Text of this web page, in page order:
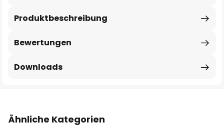
Produktbeschreibung
Bewertungen
Downloads
Ähnliche Kategorien